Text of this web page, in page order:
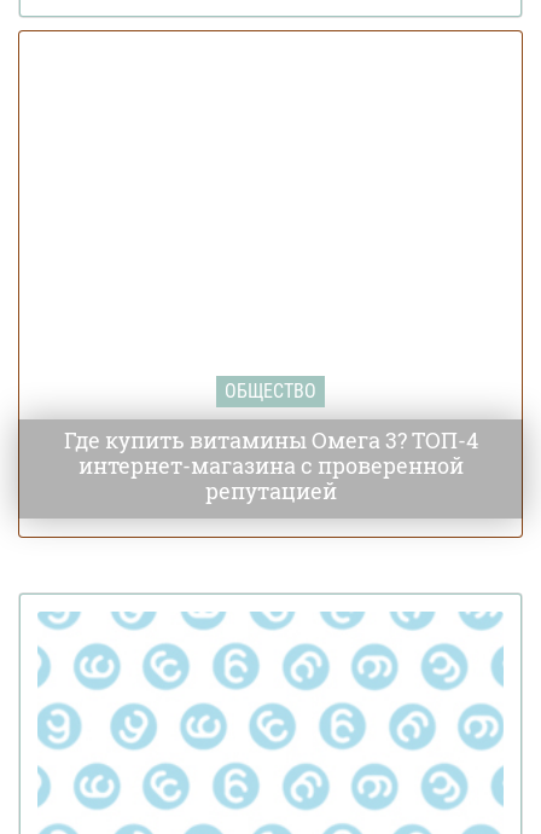
ОБЩЕСТВО
Где купить витамины Омега 3? ТОП-4
интернет-магазина с проверенной
репутацией